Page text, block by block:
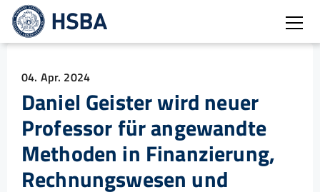
04. Apr. 2024
Daniel Geister wird neuer
Professor für angewandte
Methoden in Finanzierung,
Rechnungswesen und